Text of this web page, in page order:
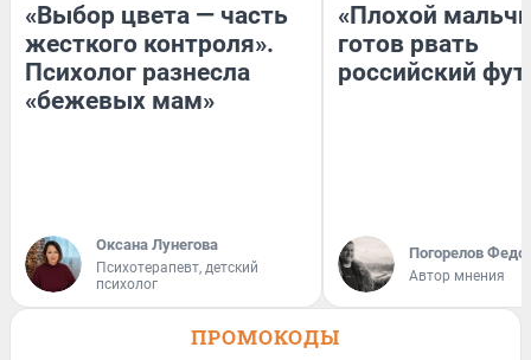
«Выбор цвета — часть
жесткого контроля».
Психолог разнесла
«бежевых мам»
Оксана Лунегова
Психотерапевт, детский
психолог
«Плохой
готов рвать
российский
Погорелов
Автор мнения
ПРОМОКОДЫ